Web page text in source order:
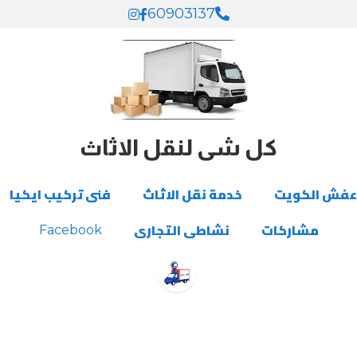
60903137
كل شى لنقل الاثاث
الكويت خدمة نقل الاثاث فنى تركيب ايكيا
مشاركات
نشاطى التجارى Facebook
60903137
كل شى لنقل الاثاث
الكويت خدمة نقل الاثاث فنى تركيب ايكيا
مشاركات
نشاطى التجارى Facebook